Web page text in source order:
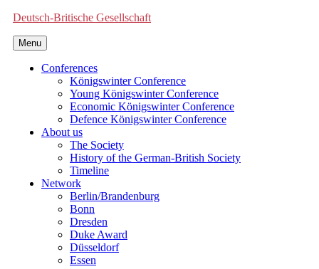
Deutsch-Britische Gesellschaft
Menu
Conferences
Königswinter Conference
Young Königswinter Conference
Economic Königswinter Conference
Defence Königswinter Conference
About us
The Society
History of the German-British Society
Timeline
Network
Berlin/Brandenburg
Bonn
Dresden
Duke Award
Düsseldorf
Essen